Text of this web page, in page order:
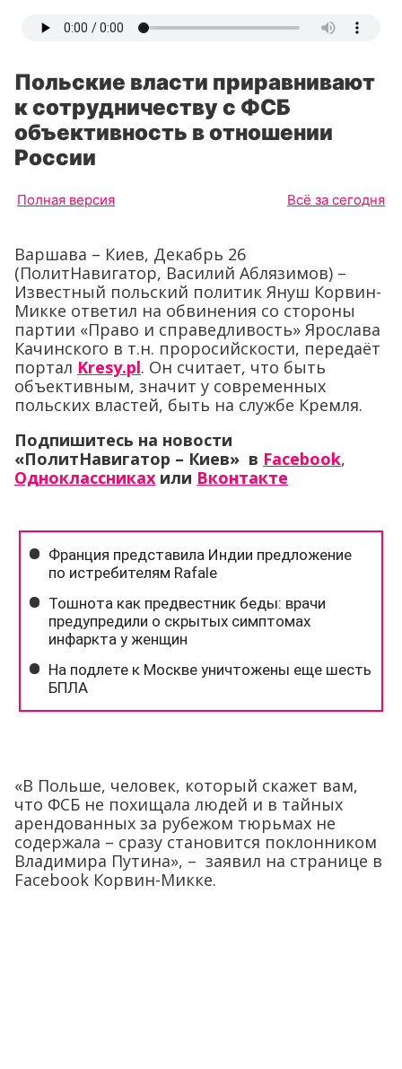
Польские власти приравнивают
к сотрудничеству с ФСБ
объективность в отношении
России
Полная версия Всё за сегодня
Варшава – Киев, Декабрь 26
(ПолитНавигатор, Василий Аблязимов) –
Известный польский политик Януш Корвин-
Микке ответил на обвинения со стороны
партии «Право и справедливость» Ярослава
Качинского в т.н. проросийскости, передаёт
портал Kresy.pl. Он считает, что быть
объективным, значит у современных
польских властей, быть на службе Кремля.
Подпишитесь на новости
«ПолитНавигатор – Киев» в Facebook,
Одноклассниках или Вконтакте
«В Польше, человек, который скажет вам,
что ФСБ не похищала людей и в тайных
арендованных за рубежом тюрьмах не
содержала – сразу становится поклонником
Владимира Путина», – заявил на странице в
Facebook Корвин-Микке.